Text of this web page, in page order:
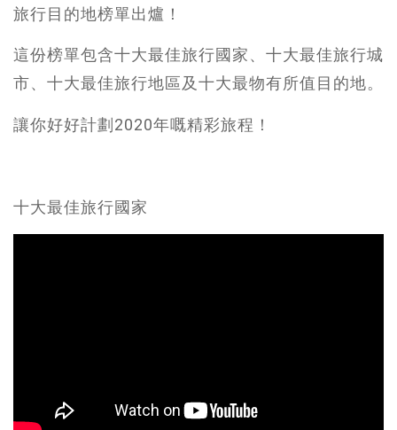
旅行目的地榜單出爐！
這份榜單包含十大最佳旅行國家、十大最佳旅行城
市、十大最佳旅行地區及十大最物有所值目的地。
讓你好好計劃2020年嘅精彩旅程！
十大最佳旅行國家